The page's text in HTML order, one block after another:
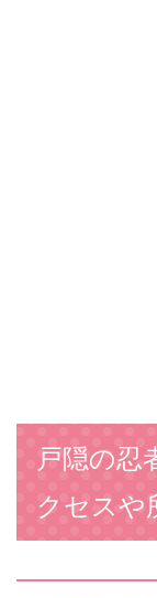
戸隠の忍
クセスや